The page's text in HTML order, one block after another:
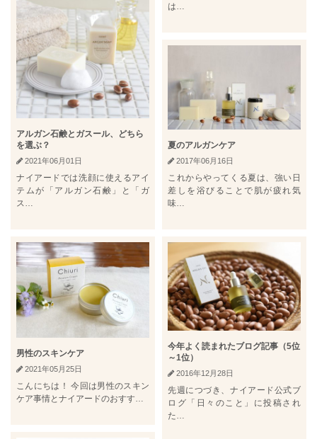
アルガン石鹸とガスール、どちら
を選ぶ？
2021年06月01日
ナイアードでは洗顔に使えるアイ
テムが「アルガン石鹸」と「ガ
ス…
男性のスキンケア
2021年05月25日
こんにちは！ 今回は男性のスキン
ケア事情とナイアードのおすす…
は…
夏のアルガンケア
2017年06月16日
これからやってくる夏は、強い日
差しを浴びることで肌が疲れ気
味…
今年よく読まれたブログ記事（5位
～1位）
2016年12月28日
先週につづき、ナイアード公式ブ
ログ「日々のこと」に投稿され
た…